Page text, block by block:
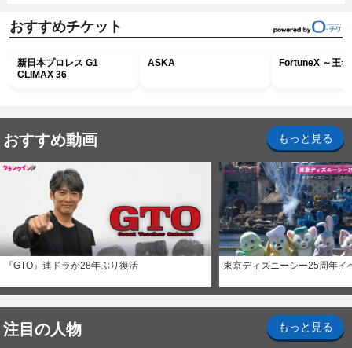
おすすめチケット
新日本プロレス G1
CLIMAX 36
ASKA FortuneX ～王
おすすめ動画 もっと見る
『GTO』連ドラが28年ぶり復活 東京ディズニーシー25周年イ
注目の人物 もっと見る